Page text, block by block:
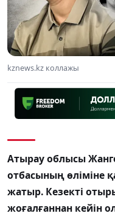
kznews.kz коллажы
Атырау облысы
отбасының өліміне
жатыр. Кезекті
жоғалғаннан кейін